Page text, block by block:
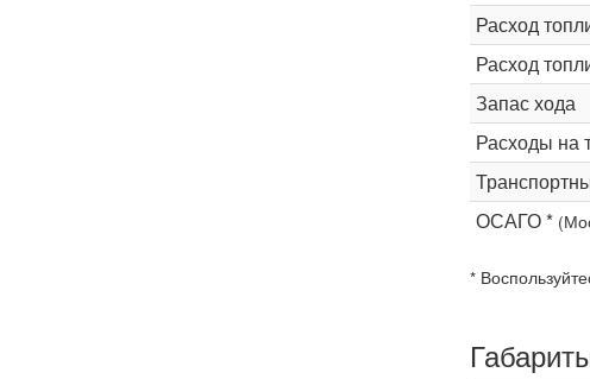
Расход
Расход
Запас хода
Расходы на
ОСАГО *
*